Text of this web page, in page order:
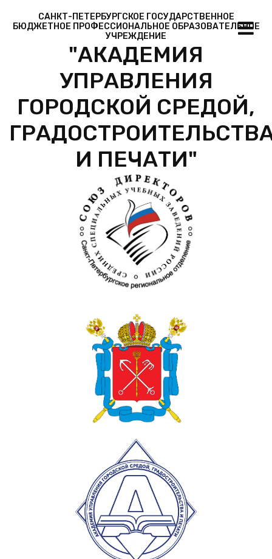
САНКТ-ПЕТЕРБУРГСКОЕ ГОСУДАРСТВЕННОЕ
БЮДЖЕТНОЕ ПРОФЕССИОНАЛЬНОЕ ОБРАЗОВАТЕЛЬНОЕ
УЧРЕЖДЕНИЕ
"АКАДЕМИЯ
УПРАВЛЕНИЯ
ГОРОДСКОЙ СРЕДОЙ,
И ПЕЧАТИ"